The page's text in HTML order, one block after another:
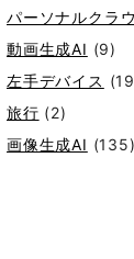
パーソナルクラ
動画生成AI (9)
左手デバイス
旅行 (2)
画像生成AI (135)